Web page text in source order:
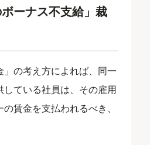
ボーナス不支給」裁
」の考え方によれば、同一
ている社員は、その雇用
賃金を支払われるべき、